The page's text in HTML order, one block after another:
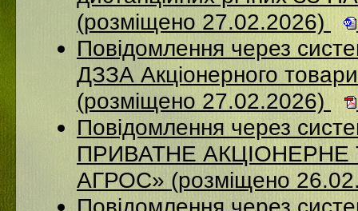
(розміщено 27.02.2026)
Повідомлення через
ДЗЗА Акціонерного
(розміщено 27.02.2026)
Повідомлення через
ПРИВАТНЕ
АГРОС» (розміщено